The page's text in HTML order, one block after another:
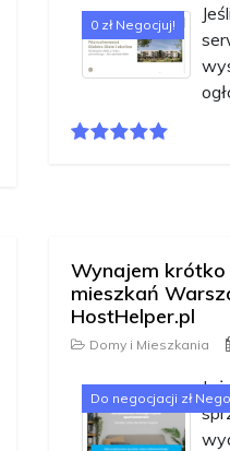
0 zł Negocjuj!
Wynajem krótko
mieszkań
HostHelper.pl
Domy i Mieszkania
Do negocjacji zł